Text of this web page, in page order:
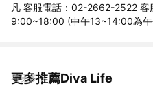
凡 客服電話：02-2662-2522 客
9:00~18:00 (中午13~14:00為午
更多推薦Diva Life
看更多